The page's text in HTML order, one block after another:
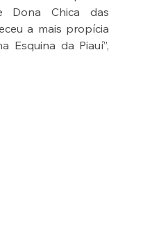
Dona Chica das
a mais propícia
Esquina da Piauí”,